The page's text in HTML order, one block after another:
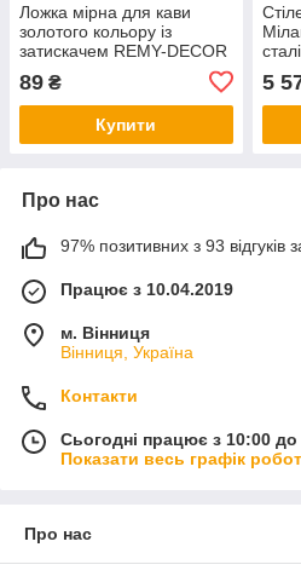
Ложка мірна для кави
золотого кольору із
затискачем REMY-DECOR
89 ₴
Купити
5
Про нас
97% позитивних з 93 відгуків
Працює з 10.04.2019
м. Вінниця
Вінниця, Україна
Контакти
Сьогодні працює з 10:00 до
Показати весь графік
Про нас